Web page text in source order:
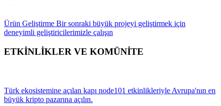
Ürün Geliştirme Bir sonraki büyük projeyi geliştirmek için
deneyimli geliştiricilerimizle çalışın
ETKİNLİKLER VE KOMÜNİTE
Türk ekosistemine açılan kapı node101 etkinlikleriyle Avrupa'nın en
büyük kripto pazarına açılın.